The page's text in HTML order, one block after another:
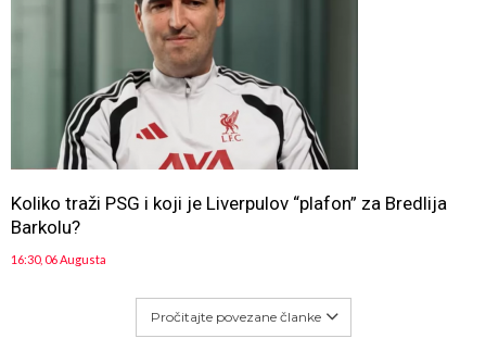
Koliko traži PSG i koji je Liverpulov “plafon” za Bredlija
Barkolu?
16:30, 06 Augusta
Pročitajte povezane članke